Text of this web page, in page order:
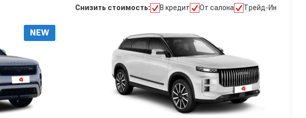
Снизить стоимость: В кредит От салона Трейд-Ин
NEW